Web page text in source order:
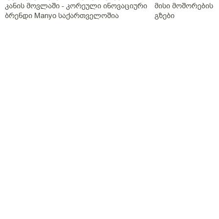
კანის მოვლაში - კორეული ინოვაციური
ბრენდი Manyo საქართველოშია
მისი მოშორების
გზები